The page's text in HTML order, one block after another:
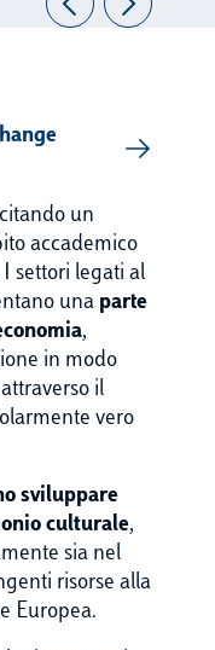
un
accademico
settori legati al
una parte
,
in modo
il
vero
sviluppare
culturale,
sia nel
risorse alla
Europea.